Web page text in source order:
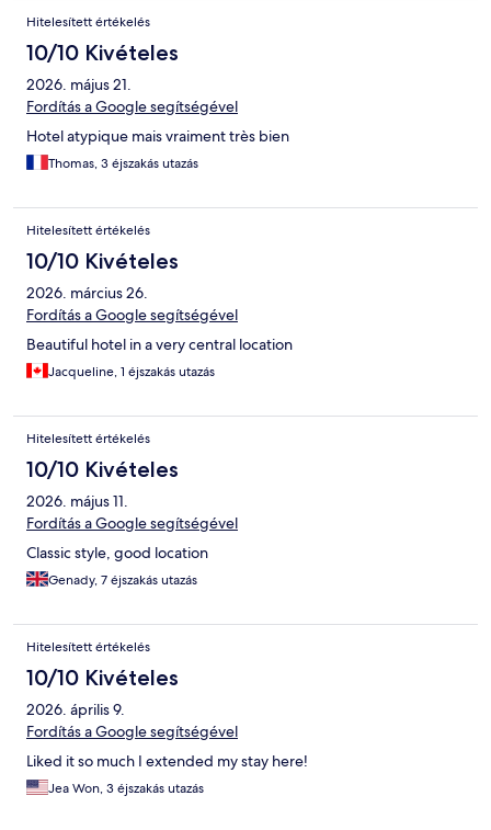
Hitelesített értékelés
10/10 Kivételes
2026. május 21.
Fordítás a Google segítségével
Hotel atypique mais vraiment très bien
Thomas, 3 éjszakás utazás
Hitelesített értékelés
10/10 Kivételes
2026. március 26.
Fordítás a Google segítségével
Beautiful hotel in a very central location
Jacqueline, 1 éjszakás utazás
Hitelesített értékelés
10/10 Kivételes
2026. május 11.
Fordítás a Google segítségével
Classic style, good location
Genady, 7 éjszakás utazás
Hitelesített értékelés
10/10 Kivételes
2026. április 9.
Fordítás a Google segítségével
Liked it so much I extended my stay here!
Jea Won, 3 éjszakás utazás